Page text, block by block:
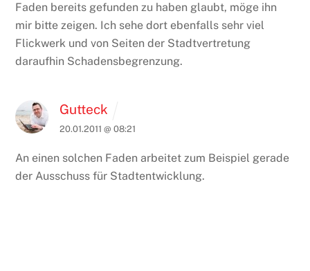
Faden bereits gefunden zu haben glaubt, möge ihn
mir bitte zeigen. Ich sehe dort ebenfalls sehr viel
Flickwerk und von Seiten der Stadtvertretung
daraufhin Schadensbegrenzung.
Gutteck
20.01.2011 @ 08:21
An einen solchen Faden arbeitet zum Beispiel gerade
der Ausschuss für Stadtentwicklung.